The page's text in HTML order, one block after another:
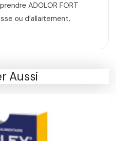
ADOLOR FORT
ou d’allaitement.
Aussi